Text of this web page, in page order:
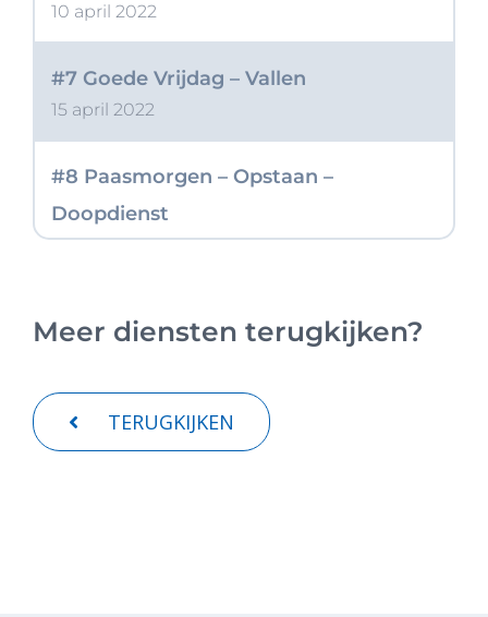
10 april 2022
#7 Goede Vrijdag – Vallen
15 april 2022
#8 Paasmorgen – Opstaan –
Doopdienst
17 april 2022
Meer diensten terugkijken?
TERUGKIJKEN